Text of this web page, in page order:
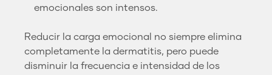
emocionales son intensos.
Reducir la carga emocional no siempre elimina
completamente la dermatitis, pero puede
disminuir la frecuencia e intensidad de los